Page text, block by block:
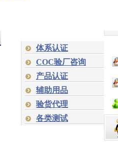
体系认证
COC验厂咨询
产品认证
辅助用品
验货代理
各类测试